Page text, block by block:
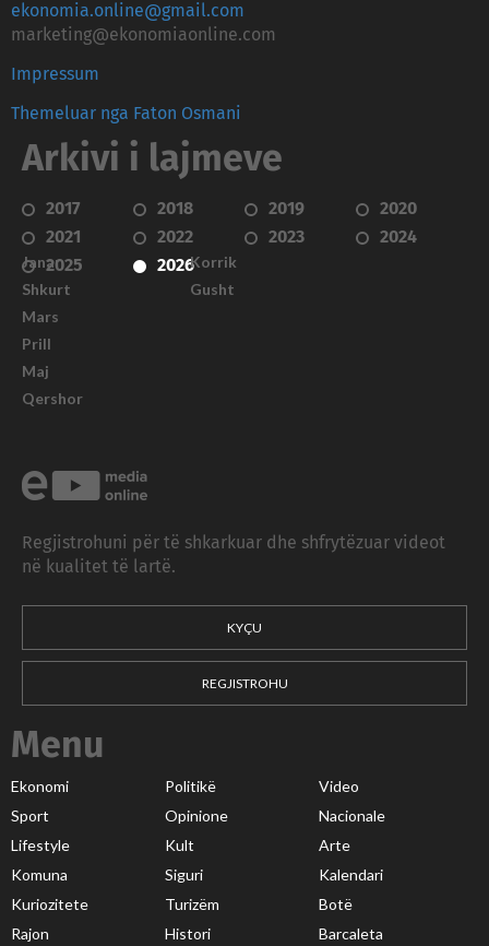
ekonomia.online@gmail.com
marketing@ekonomiaonline.com
Impressum
Themeluar nga Faton Osmani
Arkivi i lajmeve
2017 2018 2019
2020
2021
2022 2023
2024
2025
2026
Janar
Shkurt
Mars
Prill
Maj
Qershor
Korrik
Gusht
Regjistrohuni për të shkarkuar dhe shfrytëzuar videot
në kualitet të lartë.
KYÇU
REGJISTROHU
Menu
Ekonomi Politikë
Video
Sport
Opinione
Nacionale
Lifestyle
Kult
Arte
Komuna
Siguri
Kalendari
Kuriozitete
Turizëm
Botë
Rajon
Histori Barcaleta